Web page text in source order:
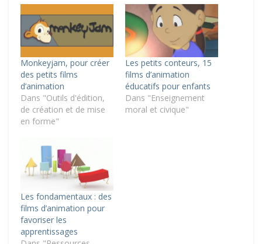
Monkeyjam, pour créer
des petits films
d’animation
Dans "Outils d'édition,
de création et de mise
en forme"
Les petits conteurs, 15
films d’animation
éducatifs pour enfants
Dans "Enseignement
moral et civique"
Les fondamentaux : des
films d’animation pour
favoriser les
apprentissages